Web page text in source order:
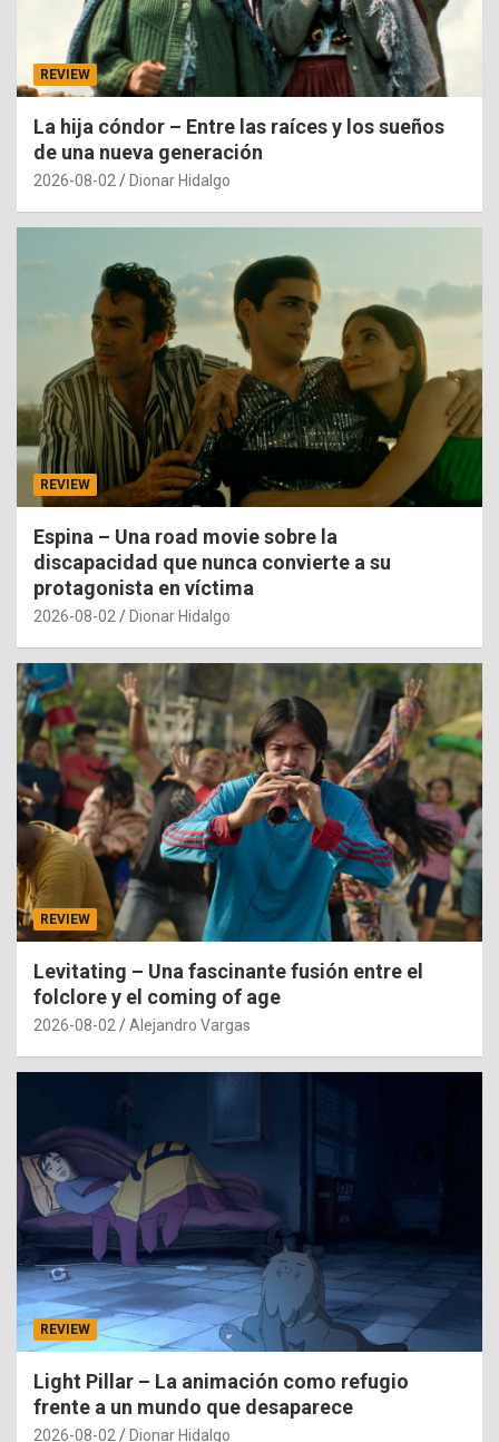
REVIEW
La hija cóndor – Entre las raíces y los sueños
de una nueva generación
2026-08-02 Dionar Hidalgo
REVIEW
Espina – Una road movie sobre la
discapacidad que nunca convierte a su
protagonista en víctima
2026-08-02 Dionar Hidalgo
REVIEW
Levitating – Una fascinante fusión entre el
folclore y el coming of age
2026-08-02 Alejandro Vargas
REVIEW
Light Pillar – La animación como refugio
frente a un mundo que desaparece
2026-08-02 Dionar Hidalgo